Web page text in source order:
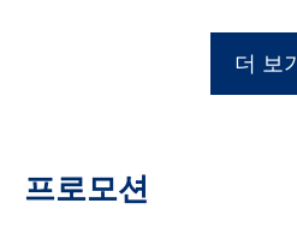
더 보기
프로모션